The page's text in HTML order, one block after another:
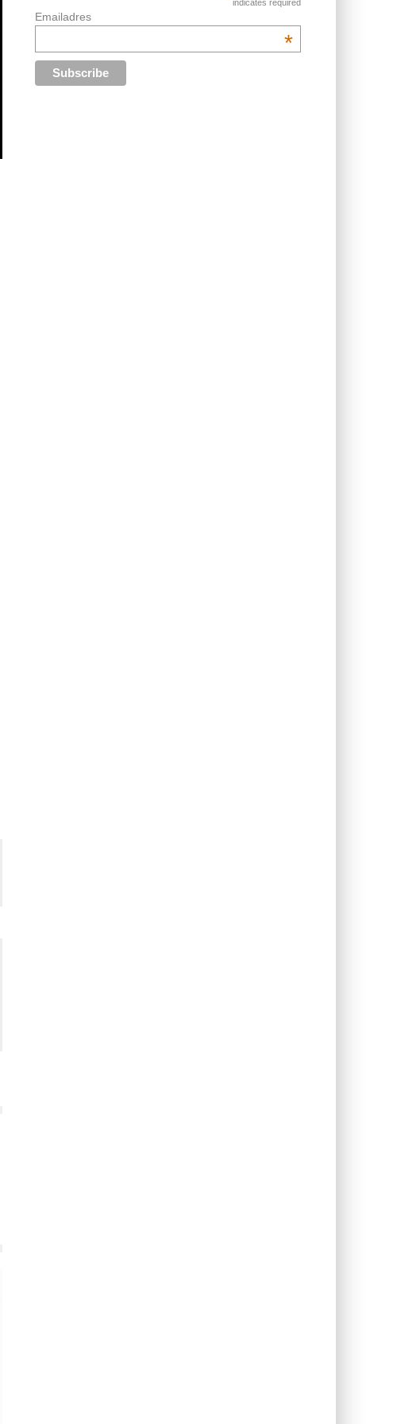
indicates required
Emailadres
*